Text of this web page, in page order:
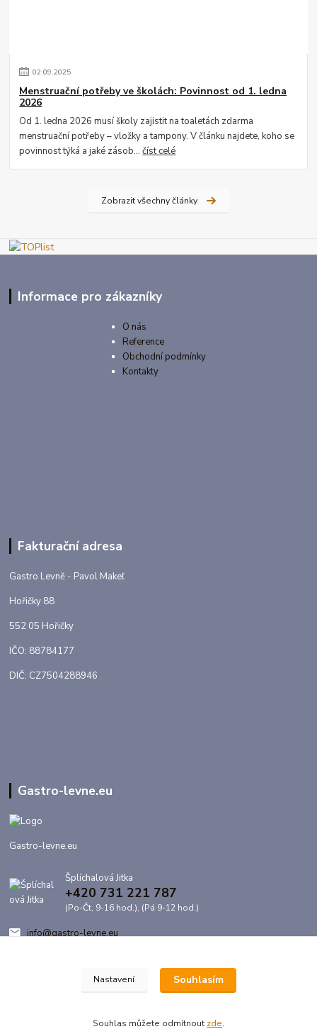
02.09.2025
Menstruační potřeby ve školách: Povinnost od 1. ledna
2026
Od 1. ledna 2026 musí školy zajistit na toaletách zdarma
menstruační potřeby – vložky a tampony. V článku najdete, koho se
povinnost týká a jaké zásob...číst celé
Zobrazit všechny články
Informace pro zákazníky
O nás
Reference
Obchodní podmínky
Kontakty
Fakturační adresa
Gastro Levně - Pavol Makeľ
Hořičky 88
552 05 Hořičky
IČO: 88784177
DIČ: CZ7504288946
Gastro-levne.eu
Gastro-levne.eu
Šplíchalová Jitka
+420 731 221 787
(Po-Čt, 9-16 hod.), (Pá 9-12 hod.)
info@gastro-levne.eu
Nastavení Souhlasím
Souhlas můžete odmítnout zde.